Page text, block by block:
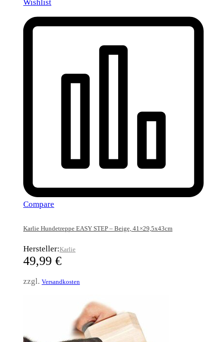
Wishlist
Compare
Karlie Hundetreppe EASY STEP – Beige, 41×29,5x43cm
Hersteller:Karlie
49,99 €
zzgl. Versandkosten